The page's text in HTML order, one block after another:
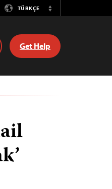
TÜRKÇE
Switch
Get Help